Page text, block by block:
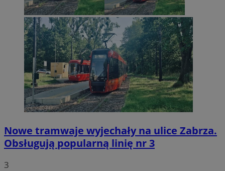
Nowe tramwaje wyjechały na ulice Zabrza.
Obsługują popularną linię nr 3
3